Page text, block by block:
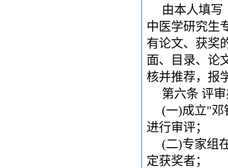
由本人填写
中医学研究生
有论文、获奖
面、目录、论
核并推荐，报
第六条 评审
(一)成立"邓
进行审评；
(二)专家组
定获奖者；